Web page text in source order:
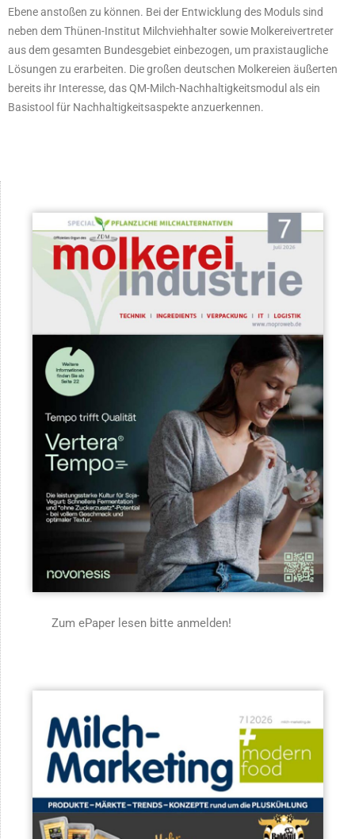
Ebene anstoßen zu können. Bei der Entwicklung des Moduls sind
neben dem Thünen-Institut Milchviehhalter sowie Molkereivertreter
aus dem gesamten Bundesgebiet einbezogen, um praxistaugliche
Lösungen zu erarbeiten. Die großen deutschen Molkereien äußerten
bereits ihr Interesse, das QM-Milch-Nachhaltigkeitsmodul als ein
Basistool für Nachhaltigkeitsaspekte anzuerkennen.
Zum ePaper lesen bitte anmelden!